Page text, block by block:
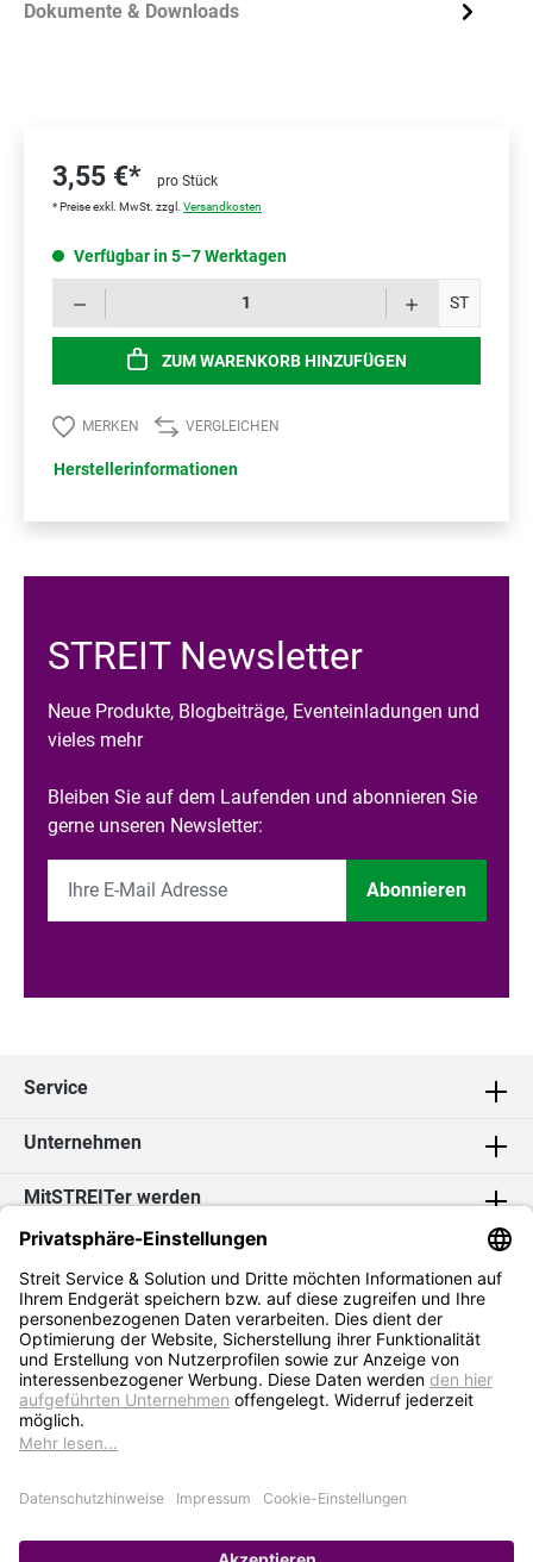
Dokumente & Downloads
3,55 €* pro Stück
* Preise exkl. MwSt. zzgl. Versandkosten
Verfügbar in 5–7 Werktagen
ST
ZUM WARENKORB HINZUFÜGEN
MERKEN VERGLEICHEN
Herstellerinformationen
STREIT Newsletter
Neue Produkte, Blogbeiträge, Eventeinladungen und
vieles mehr
Bleiben Sie auf dem Laufenden und abonnieren Sie
gerne unseren Newsletter:
Abonnieren
Service
Unternehmen
MitSTREITer werden
Kontakt
Social Media
* Alle Preise exkl. MwSt. zzgl.Versandkosten
Impressum